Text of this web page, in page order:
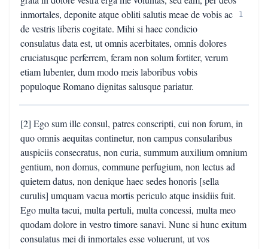
inmortales, deponite atque obliti salutis meae de vobis ac
de vestris liberis cogitate. Mihi si haec condicio
consulatus data est, ut omnis acerbitates, omnis dolores
cruciatusque perferrem, feram non solum fortiter, verum
etiam lubenter, dum modo meis laboribus vobis
populoque Romano dignitas salusque pariatur.
1
[2] Ego sum ille consul, patres conscripti, cui non forum, in
quo omnis aequitas continetur, non campus consularibus
auspiciis consecratus, non curia, summum auxilium omnium
gentium, non domus, commune perfugium, non lectus ad
quietem datus, non denique haec sedes honoris [sella
curulis] umquam vacua mortis periculo atque insidiis fuit.
Ego multa tacui, multa pertuli, multa concessi, multa meo
quodam dolore in vestro timore sanavi. Nunc si hunc exitum
consulatus mei di inmortales esse voluerunt, ut vos